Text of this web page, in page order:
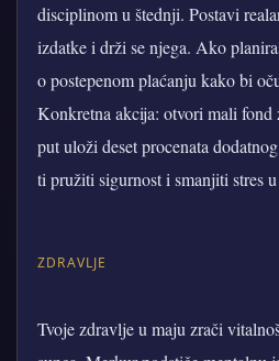
disciplinom u štednji. Postavi
izdatke i drži se njega. Ako
o postepenom plaćanju kako bi
Konkretna akcija: otvori mali fond
put uloži deset procenata
ti pružiti sigurnost i smanjiti stres
ZDRAVLJE
Tvoje zdravlje u maju zrači